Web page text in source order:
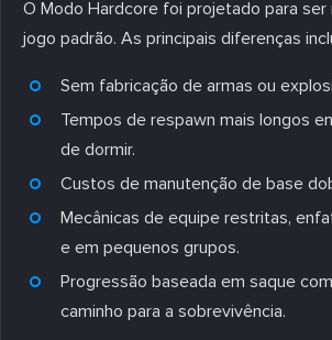
O Modo Hardcore foi projetado para ser
jogo padrão. As principais diferenças
Sem fabricação de armas ou
Tempos de respawn mais longos
de dormir.
Custos de manutenção de base
Mecânicas de equipe restritas,
e em pequenos grupos.
Progressão baseada em saque
caminho para a sobrevivência.